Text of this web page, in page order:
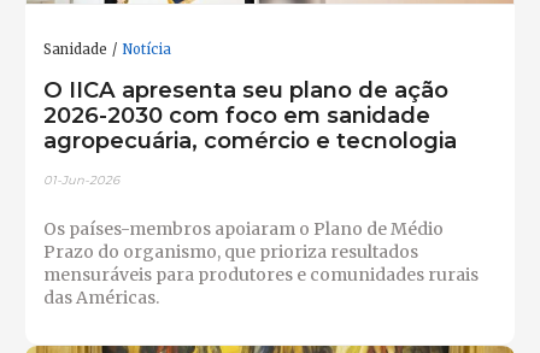
Sanidade Notícia
O IICA apresenta seu plano de ação
2026-2030 com foco em sanidade
agropecuária, comércio e tecnologia
01-Jun-2026
Os países-membros apoiaram o Plano de Médio
Prazo do organismo, que prioriza resultados
mensuráveis para produtores e comunidades rurais
das Américas.